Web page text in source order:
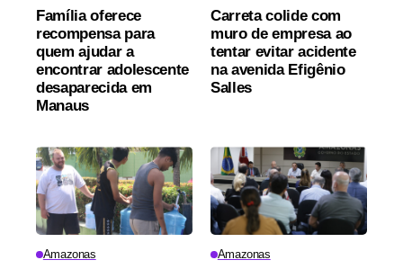
Família oferece
recompensa para
quem ajudar a
encontrar adolescente
desaparecida em
Manaus
Carreta colide com
muro de empresa ao
tentar evitar acidente
na avenida Efigênio
Salles
Amazonas Amazonas